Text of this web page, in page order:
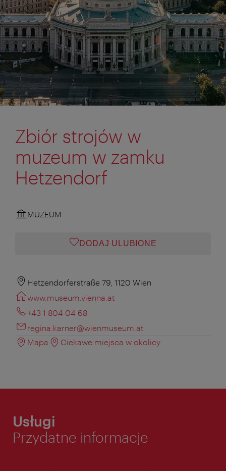
Zbiór strojów w
muzeum w zamku
Hetzendorf
MUZEUM
DODAJ ULUBIONE
Hetzendorferstraße 79, 1120 Wien
www.museum.vienna.at
+43 1 804 04 68
regina.karner@wienmuseum.at
Mapa
Ciekawe miejsca w okolicy
Usługi
Przydatne informacje